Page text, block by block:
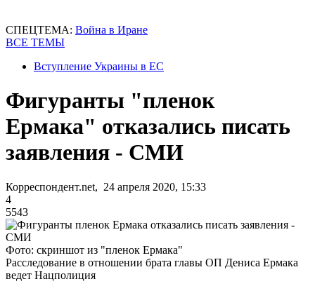
СПЕЦТЕМА: Война в Иране
ВСЕ ТЕМЫ
Вступление Украины в ЕС
Фигуранты "пленок
Ермака" отказались писать
заявления - СМИ
Корреспондент.net, 24 апреля 2020, 15:33
4
5543
Фото: скриншот из "пленок Ермака"
Расследование в отношении брата главы ОП Дениса Ермака
ведет Нацполиция